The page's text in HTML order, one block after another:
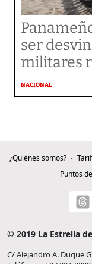
ser
militares
NACIONAL
¿Quiénes somos?
Puntos
© 2019 La Estrella
C/ Alejandro A. Duque